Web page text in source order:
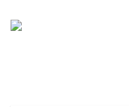
Inhalt